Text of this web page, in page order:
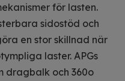
för lasten.
sidostöd och
en stor skillnad när
laster. APGs
dragbalk och 360o